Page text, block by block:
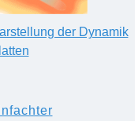
der Dynamik